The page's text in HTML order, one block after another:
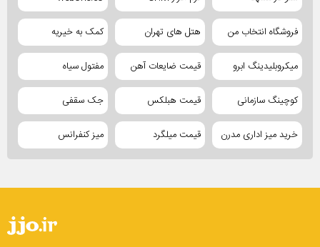
فروشگاه انتخاب من هتل های تهران کمک به خیریه
میکروبلیدینگ ابرو قیمت ضایعات آهن مفتول سیاه
کوچینگ سازمانی قیمت هبلکس جک سقفی
خرید میز اداری مدرن قیمت میلگرد میز کنفرانس